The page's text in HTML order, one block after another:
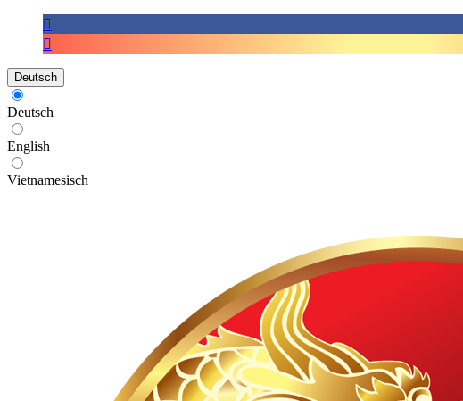
Deutsch
Deutsch
English
Vietnamesisch